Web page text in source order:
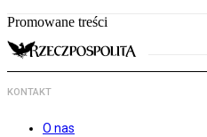
Promowane treści
KONTAKT
O nas